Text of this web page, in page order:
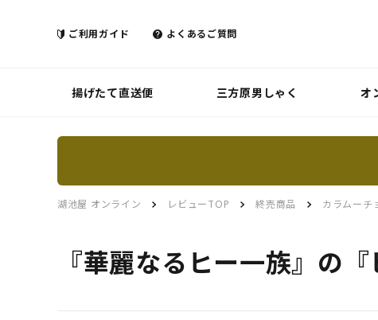
ご利用ガイド よくあるご質問
揚げたて直送便 三方原男しゃく オ
湖池屋 オンライン レビューTOP 終売商品 カラムー
『華麗なるヒー一族』の